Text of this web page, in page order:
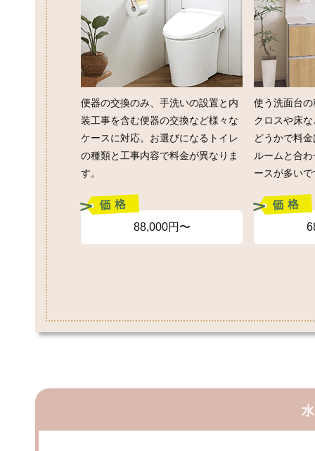
便器の交換のみ、手洗いの設置と内
装工事を含む便器の交換など様々な
ケースに対応。お選びになるトイレ
の種類と工事内容で料金が異なりま
す。
88,000円〜
使う洗面台
クロスや床
どうかで料
ルームと合
ースが多い